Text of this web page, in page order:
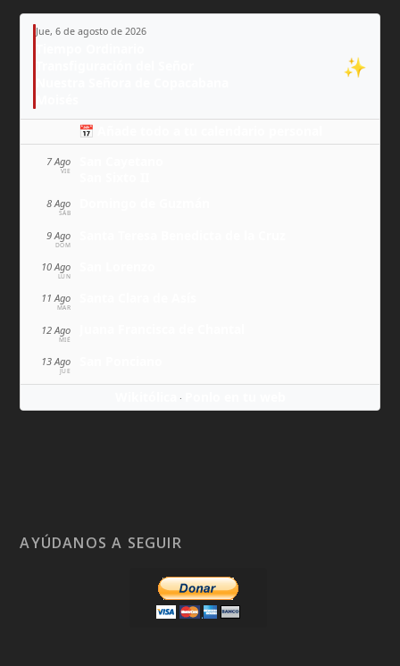
Jue, 6 de agosto de 2026
✨
📅 Añade todo a tu calendario personal
7 Ago
VIE
8 Ago
SÁB
9 Ago
DOM
10 Ago
LUN
11 Ago
MAR
12 Ago
MIÉ
13 Ago
JUE
·
AYÚDANOS A SEGUIR